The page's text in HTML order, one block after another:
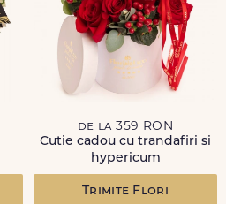
de la 359 RON
Cutie cadou cu trandafiri si
hypericum
Trimite Flori